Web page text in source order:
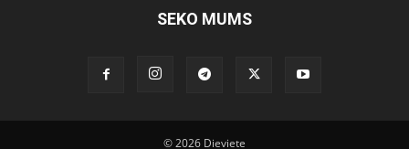
SEKO MUMS
© 2026 Dieviete